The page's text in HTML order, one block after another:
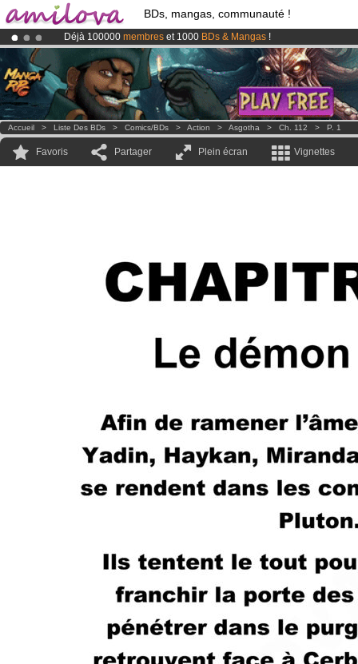
BDs, mangas, communauté !
Déjà 100000 membres et 1000 BDs & Mangas !
LeKickstarter Amilova est désormais lancé!.
Abonnement premium: à partir de
3.95 eurospar mois !Clique ici
Accueil > Liste Des BDs > Comics/BDs > Action > Asgotha > Ch. 112 > P. 1
Favoris Partager Plein écran Vignettes